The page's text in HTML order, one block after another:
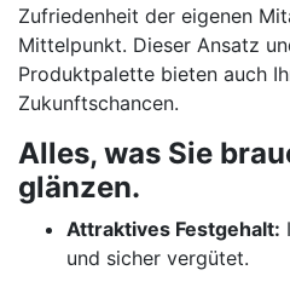
Zufriedenheit der eigenen
Mittelpunkt. Dieser Ansatz
Produktpalette bieten auch
Zukunftschancen.
Alles, was Sie
glänzen.
Attraktives Festgehalt:
und sicher vergütet.